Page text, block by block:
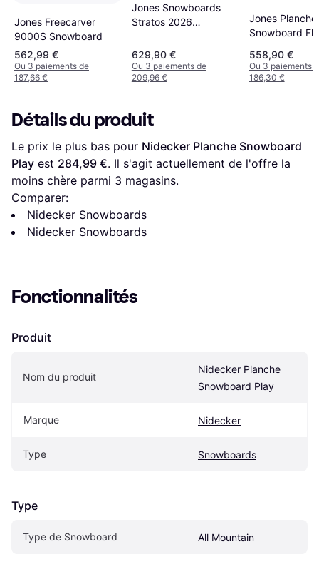
Jones Freecarver
9000S Snowboard
562,99 €
Ou 3 paiements de
187,66 €
Jones Snowboards
Stratos 2026
Black
629,90 €
Ou 3 paiements de
209,96 €
Jones Planche
Snowboard
558,90 €
Ou 3 paiements
186,30 €
Détails du produit
Le prix le plus bas pour Nidecker Planche Snowboard
Play est 284,99 €. Il s'agit actuellement de l'offre la
moins chère parmi 3 magasins.
Comparer:
Nidecker Snowboards
Nidecker Snowboards
Fonctionnalités
Produit
Nom du produit
Nidecker Planche
Snowboard Play
Marque Nidecker
Type Snowboards
Type
Type de Snowboard All Mountain